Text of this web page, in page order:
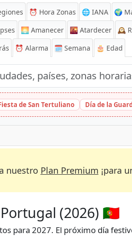
⏰ Hora Zonas 🌐 IANA 🌍
🌅 Amanecer 🌇 Atardecer 🕰️
⏰ Alarma 🗓️ Semana 🎂 Edad
de San Tertuliano Día de la
nuestro Plan Premium ¡para
(2026) 🇵🇹
para 2027. El próximo día